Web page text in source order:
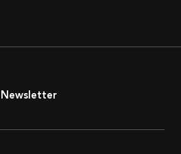
Newsletter